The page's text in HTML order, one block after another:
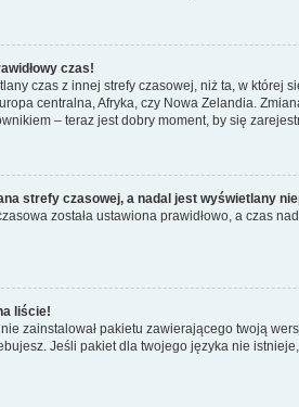
czas!
czas z innej strefy czasowej, niż ta, w której
centralna, Afryka, czy Nowa Zelandia.
– teraz jest dobry moment, by się
strefy czasowej, a nadal jest wyświetlany
została ustawiona prawidłowo, a czas
liście!
zainstalował pakietu zawierającego twoją
Jeśli pakiet dla twojego języka nie